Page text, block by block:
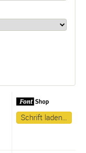
Schrift laden…